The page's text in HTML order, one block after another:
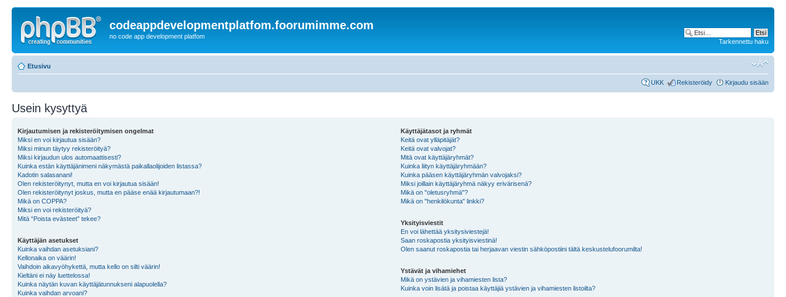
codeappdevelopmentplatfom.foorumimme.com
no code app development platfom
Tarkennettu haku
Etusivu
UKK Rekisteröidy Kirjaudu sisään
Usein kysyttyä
Kirjautumisen ja rekisteröitymisen ongelmat
Miksi en voi kirjautua sisään?
Miksi minun täytyy rekisteröityä?
Miksi kirjaudun ulos automaattisesti?
Kuinka estän käyttäjänimeni näkymästä paikallaolijoiden listassa?
Kadotin salasanani!
Olen rekisteröitynyt, mutta en voi kirjautua sisään!
Olen rekisteröitynyt joskus, mutta en pääse enää kirjautumaan?!
Mikä on COPPA?
Miksi en voi rekisteröityä?
Mitä “Poista evästeet” tekee?
Käyttäjän asetukset
Kuinka vaihdan asetuksiani?
Kellonaika on väärin!
Vaihdoin aikavyöhykettä, mutta kello on silti väärin!
Kieltäni ei näy luettelossa!
Kuinka näytän kuvan käyttäjätunnukseni alapuolella?
Kuinka vaihdan arvoani?
Käyttäjätasot ja ryhmät
Keitä ovat ylläpitäjät?
Keitä ovat valvojat?
Mitä ovat käyttäjäryhmät?
Kuinka liityn käyttäjäryhmään?
Kuinka pääsen käyttäjäryhmän valvojaksi?
Miksi joillain käyttäjäryhmä näkyy erivärisenä?
Mikä on "oletusryhmä"?
Mikä on "henkilökunta" linkki?
Yksityisviestit
En voi lähettää yksitysiviestejä!
Saan roskapostia yksityisviestinä!
Olen saanut roskapostia tai herjaavan viestin sähköpostiini tältä keskustelufoorumilta!
Ystävät ja vihamiehet
Mikä on ystävien ja vihamiesten lista?
Kuinka voin lisätä ja poistaa käyttäjiä ystävien ja vihamiesten listoilta?